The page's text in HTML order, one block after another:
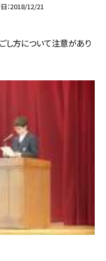
2018/12/21
し方について注意があり